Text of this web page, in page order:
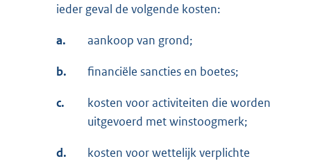
ieder geval de volgende kosten:
a. aankoop van grond;
b. financiële sancties en boetes;
c.
kosten voor activiteiten die worden
uitgevoerd met winstoogmerk;
d.
kosten voor wettelijk verplichte